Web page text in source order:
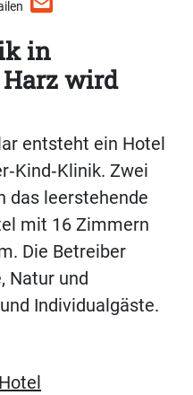
in
wird
entsteht ein Hotel
Zwei
das leerstehende
mit 16 Zimmern
Die Betreiber
Natur und
Individualgäste.
Hotel